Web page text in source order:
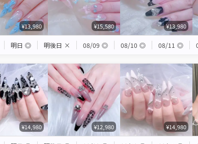
¥13,980 ¥15,580 ¥13,980
明日 ◎ 明後日 × 08/09 ◎ 08/10 ◎ 08/11 ◎
¥14,980 ¥12,980 ¥14,980